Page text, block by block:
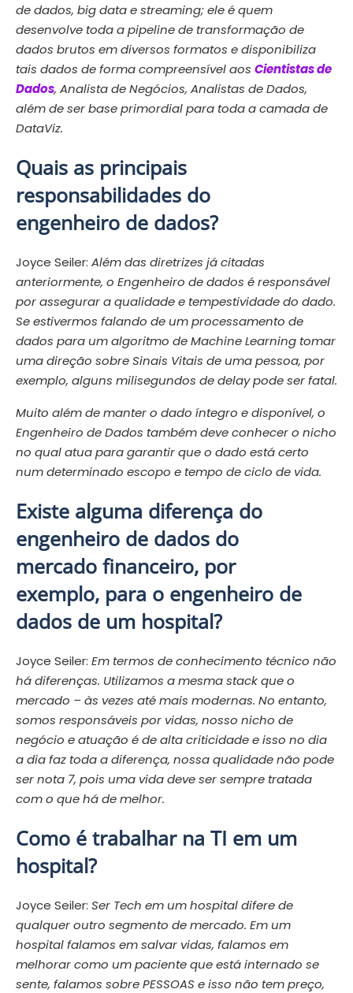
de dados, big data e streaming; ele é quem
desenvolve toda a pipeline de transformação de
dados brutos em diversos formatos e disponibiliza
tais dados de forma compreensível aos Cientistas de
Dados, Analista de Negócios, Analistas de Dados,
além de ser base primordial para toda a camada de
DataViz.
Quais as principais
responsabilidades do
engenheiro de dados?
Joyce Seiler: Além das diretrizes já citadas
anteriormente, o Engenheiro de dados é responsável
por assegurar a qualidade e tempestividade do dado.
Se estivermos falando de um processamento de
dados para um algoritmo de Machine Learning tomar
uma direção sobre Sinais Vitais de uma pessoa, por
exemplo, alguns milisegundos de delay pode ser fatal.
Muito além de manter o dado íntegro e disponível, o
Engenheiro de Dados também deve conhecer o nicho
no qual atua para garantir que o dado está certo
num determinado escopo e tempo de ciclo de vida.
Existe alguma diferença do
engenheiro de dados do
mercado financeiro, por
exemplo, para o engenheiro de
dados de um hospital?
Joyce Seiler: Em termos de conhecimento técnico não
há diferenças. Utilizamos a mesma stack que o
mercado – às vezes até mais modernas. No entanto,
somos responsáveis por vidas, nosso nicho de
negócio e atuação é de alta criticidade e isso no dia
a dia faz toda a diferença, nossa qualidade não pode
ser nota 7, pois uma vida deve ser sempre tratada
com o que há de melhor.
Como é trabalhar na TI em um
hospital?
Joyce Seiler: Ser Tech em um hospital difere de
qualquer outro segmento de mercado. Em um
hospital falamos em salvar vidas, falamos em
melhorar como um paciente que está internado se
sente, falamos sobre PESSOAS e isso não tem preço,